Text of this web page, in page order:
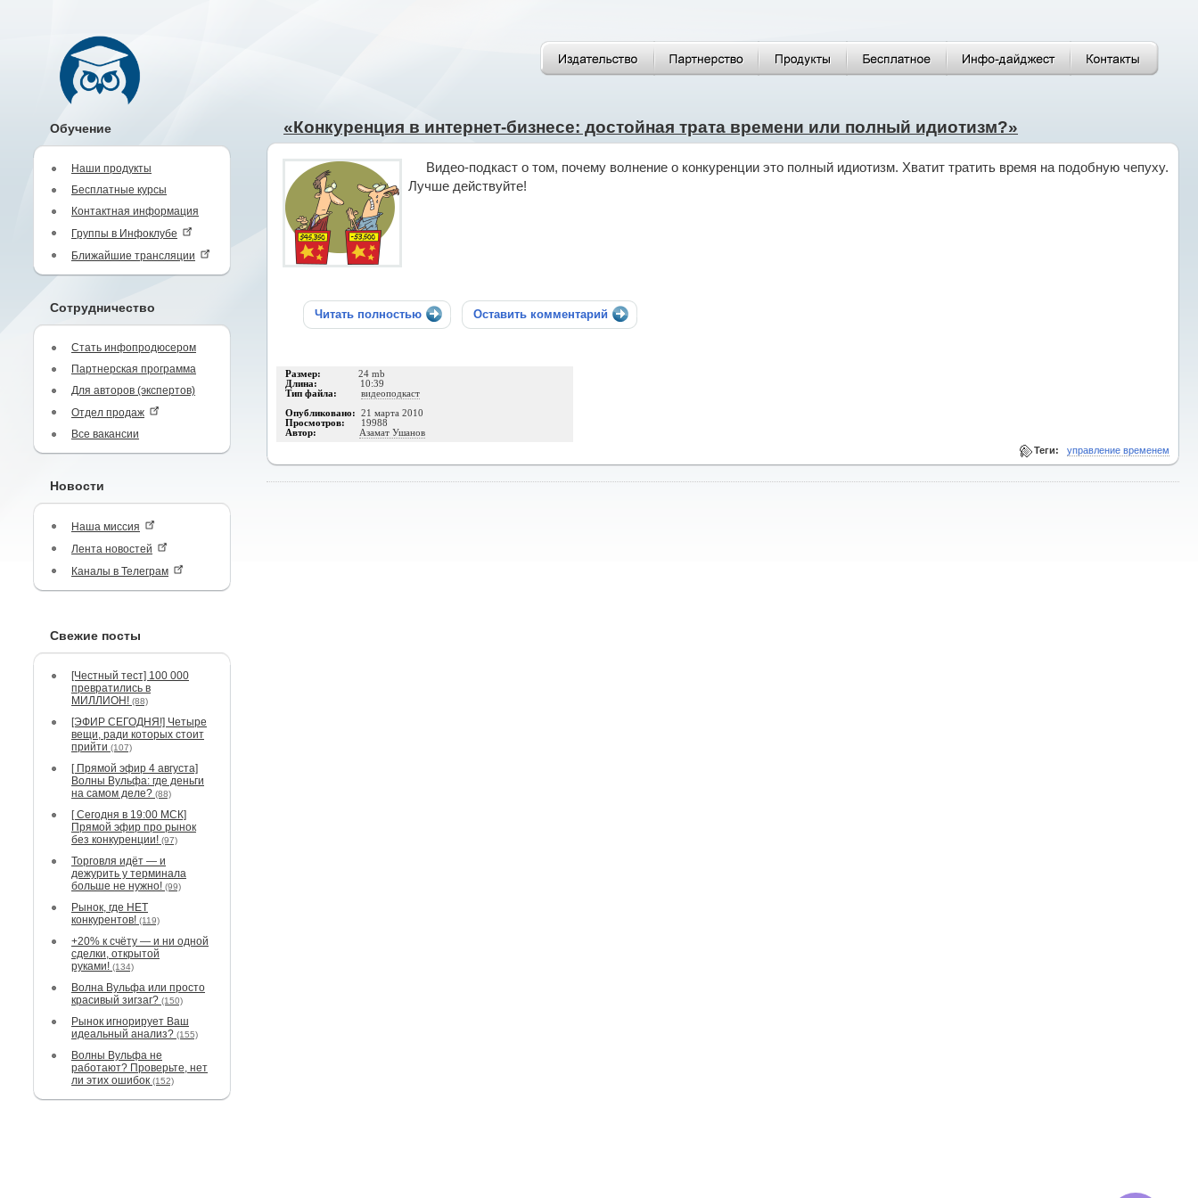
Обучение
Наши продукты
Бесплатные курсы
Контактная информация
Группы в Инфоклубе
Ближайшие трансляции
Сотрудничество
Стать инфопродюсером
Партнерская программа
Для авторов (экспертов)
Отдел продаж
Все вакансии
Новости
Наша миссия
Лента новостей
Каналы в Телеграм
Свежие посты
[Честный тест] 100 000
превратились в
МИЛЛИОН! (88)
[ЭФИР СЕГОДНЯ!] Четыре
вещи, ради которых стоит
прийти (107)
[ Прямой эфир 4 августа]
Волны Вульфа: где деньги
на самом деле? (88)
[ Сегодня в 19:00 МСК]
Прямой эфир про рынок
без конкуренции! (97)
Торговля идёт — и
дежурить у терминала
больше не нужно! (99)
Рынок, где НЕТ
конкурентов! (119)
+20% к счёту — и ни одной
сделки, открытой
руками! (134)
Волна Вульфа или просто
красивый зигзаг? (150)
Рынок игнорирует Ваш
идеальный анализ? (155)
Волны Вульфа не
работают? Проверьте, нет
ли этих ошибок (152)
«Конкуренция в интернет-бизнесе: достойная трата времени или полный идиотизм?»
Видео-подкаст о том, почему волнение о конкуренции это полный идиотизм. Хватит тратить время на подобную чепуху.
Лучше действуйте!
Читать полностью Оставить комментарий
Размер: 24 mb
Длина: 10:39
Тип файла: видеоподкаст
Опубликовано: 21 марта 2010
Просмотров: 19988
Автор: Азамат Ушанов
Теги: управление временем